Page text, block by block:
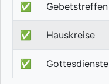
✅ Gebetstreffen
✅ Hauskreise
✅ Gottesdienste